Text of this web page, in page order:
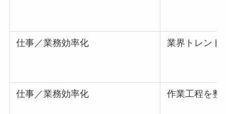
仕事／業務効率化 業界トレンド
仕事／業務効率化 作業工程を整